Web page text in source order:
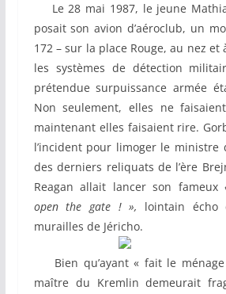
Le 28 mai 1987, le jeune
posait son avion d’aéroclub, un
172 – sur la place Rouge, au nez
les systèmes de détection
prétendue surpuissance armée
Non seulement, elles ne
maintenant elles faisaient rire.
l’incident pour limoger le ministre
des derniers reliquats de l’ère
Reagan allait lancer son fameux
open the gate ! », lointain
murailles de Jéricho.
Bien qu’ayant « fait le
maître du Kremlin demeurait